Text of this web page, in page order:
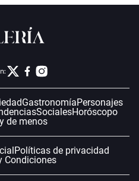
GastronomíaPersonajes
SocialesHoróscopo
de menos
Políticas de privacidad
Condiciones